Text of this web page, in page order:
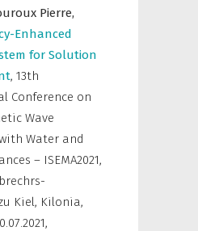
Pierre,
Enhanced
for Solution
, 13th
Conference on
Wave
Water and
– ISEMA2021,
Kiel, Kilonia,
,